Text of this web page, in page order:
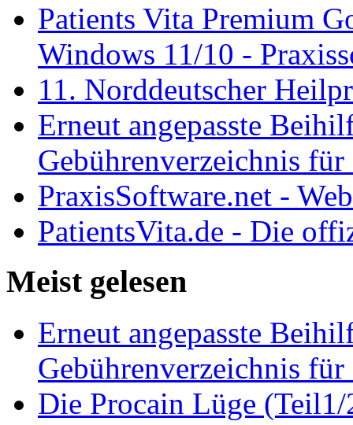
Patients Vita Premium
Windows 11/10 -
11. Norddeutscher
Erneut angepasste
Gebührenverzeichnis
PraxisSoftware.net -
PatientsVita.de - Die
Meist gelesen
Erneut angepasste
Gebührenverzeichnis
Die Procain Lüge